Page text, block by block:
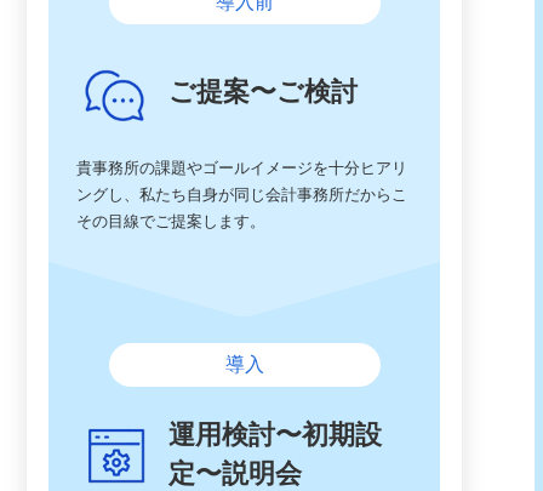
ご提案〜ご検討
貴事務所の課題やゴールイメージを十分ヒアリ
ングし、私たち自身が同じ会計事務所だからこ
その目線でご提案します。
導入
運用検討〜初期設
定〜説明会